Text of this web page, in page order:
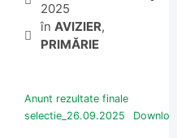
2025
în AVIZIER,
PRIMĂRIE
Anunt rezultate finale
selectie_26.09.2025
Download